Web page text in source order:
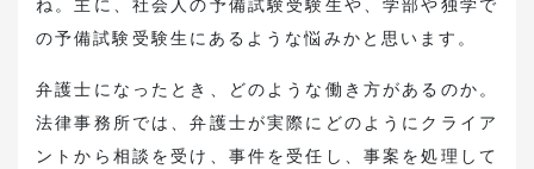
ね。主に、社会人の予備試験受験生や、学部や独学で
の予備試験受験生にあるような悩みかと思います。
弁護士になったとき、どのような働き方があるのか。
法律事務所では、弁護士が実際にどのようにクライア
ントから相談を受け、事件を受任し、事案を処理して